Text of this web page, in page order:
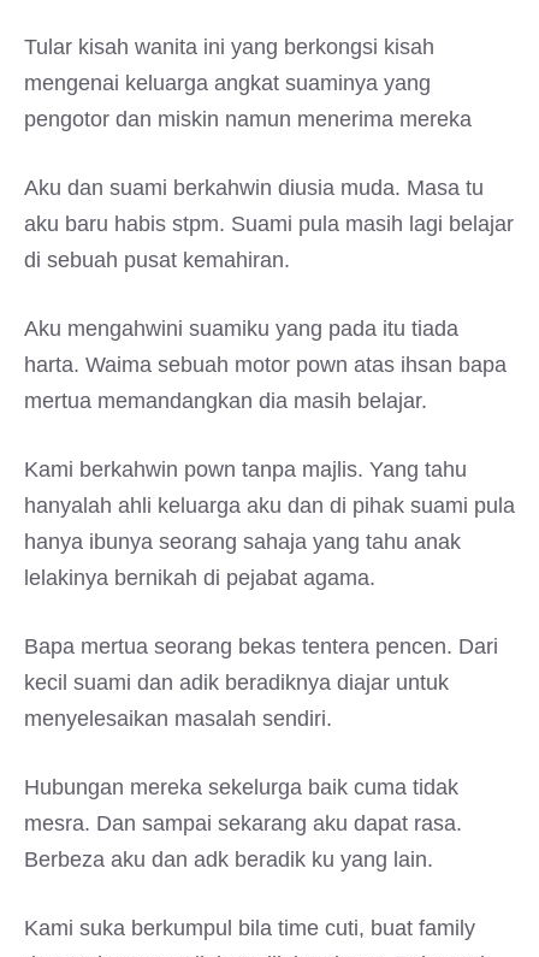
Tular kisah wanita ini yang berkongsi kisah
mengenai keluarga angkat suaminya yang
pengotor dan miskin namun menerima mereka
Aku dan suami berkahwin diusia muda. Masa tu
aku baru habis stpm. Suami pula masih lagi belajar
di sebuah pusat kemahiran.
Aku mengahwini suamiku yang pada itu tiada
harta. Waima sebuah motor pown atas ihsan bapa
mertua memandangkan dia masih belajar.
Kami berkahwin pown tanpa majlis. Yang tahu
hanyalah ahli keluarga aku dan di pihak suami pula
hanya ibunya seorang sahaja yang tahu anak
lelakinya bernikah di pejabat agama.
Bapa mertua seorang bekas tentera pencen. Dari
kecil suami dan adik beradiknya diajar untuk
menyelesaikan masalah sendiri.
Hubungan mereka sekelurga baik cuma tidak
mesra. Dan sampai sekarang aku dapat rasa.
Berbeza aku dan adk beradik ku yang lain.
Kami suka berkumpul bila time cuti, buat family